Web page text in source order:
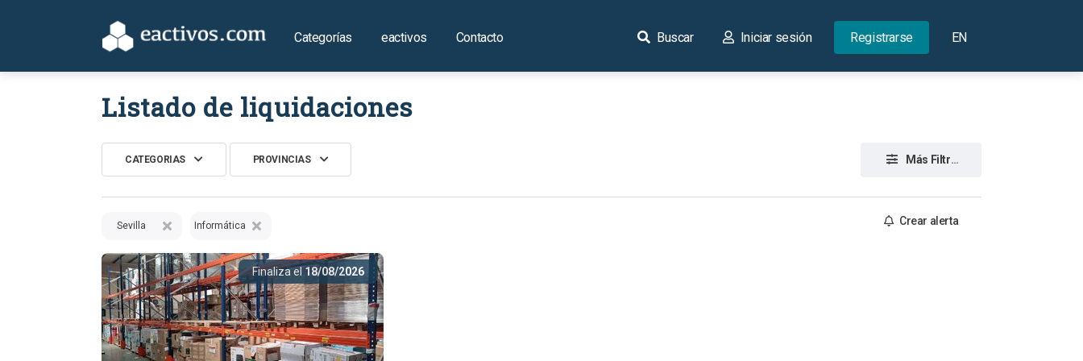
Categorías eactivos Contacto Buscar Iniciar sesión Registrarse EN
Listado de liquidaciones
CATEGORIAS PROVINCIAS Más Filtros
Sevilla Informática Crear alerta
Finaliza el 18/08/2026